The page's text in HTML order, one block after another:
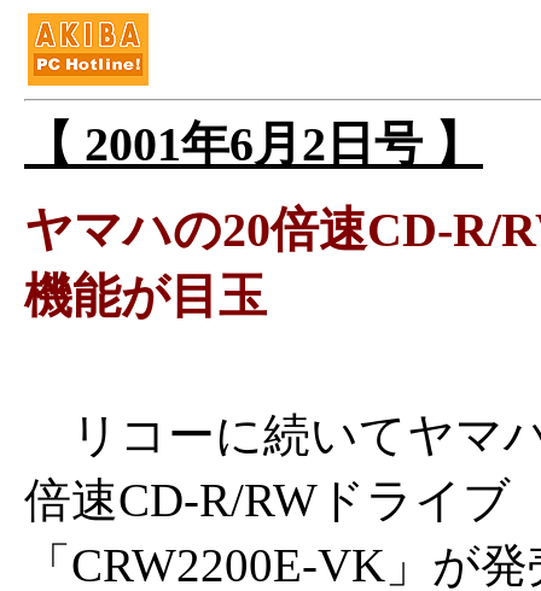
【 2001年6月2日号 】
ヤマハの20倍速CD-R/
機能が目玉
リコーに続いてヤマ
倍速CD-R/RWドライブ
「CRW2200E-VK」が